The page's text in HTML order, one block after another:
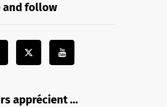
and follow
apprécient …